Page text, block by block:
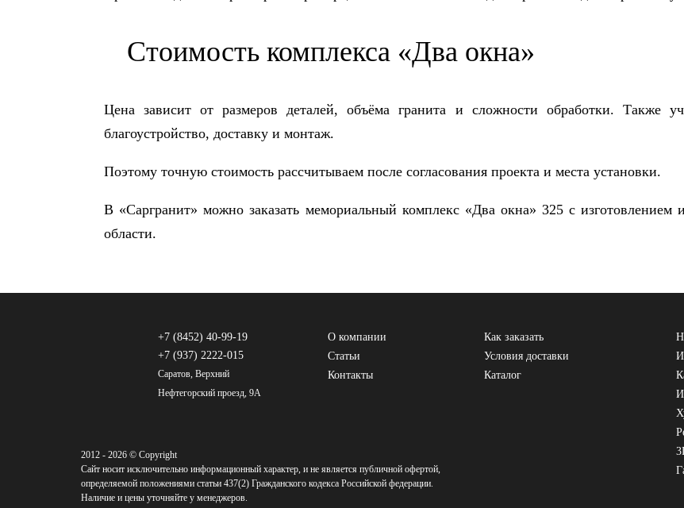
Стоимость комплекса «Два окна»
Цена зависит от размеров деталей, объёма гранита и сложности обработки. Также
благоустройство, доставку и монтаж.
Поэтому точную стоимость рассчитываем после согласования проекта и места установки.
В «Саргранит» можно заказать мемориальный комплекс «Два окна» 325 с изготовлением
области.
+7 (8452) 40-99-19
+7 (937) 2222-015
Саратов, Верхний
Нефтегорский проезд, 9А
О компании
Статьи
Контакты
Как заказать
Условия доставки
Каталог
2012 - 2026 © Copyright
Сайт носит исключительно информационный характер, и не является публичной офертой,
определяемой положениями статьи 437(2) Гражданского кодекса Российской федерации.
Наличие и цены уточняйте у менеджеров.